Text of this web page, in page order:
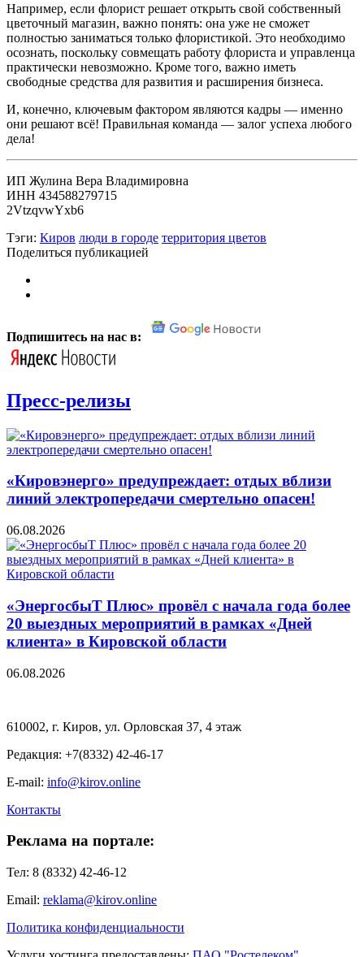
Например, если флорист решает открыть свой собственный
цветочный магазин, важно понять: она уже не сможет
полностью заниматься только флористикой. Это необходимо
осознать, поскольку совмещать работу флориста и управленца
практически невозможно. Кроме того, важно иметь
свободные средства для развития и расширения бизнеса.
И, конечно, ключевым фактором являются кадры — именно
они решают всё! Правильная команда — залог успеха любого
дела!
ИП Жулина Вера Владимировна
ИНН 434588279715
2VtzqvwYxb6
Тэги: Киров люди в городе территория цветов
Поделиться публикацией
Подпишитесь на нас в:
Пресс-релизы
«Кировэнерго» предупреждает: отдых вблизи
линий электропередачи смертельно опасен!
06.08.2026
«ЭнергосбыТ Плюс» провёл с начала года более
20 выездных мероприятий в рамках «Дней
клиента» в Кировской области
06.08.2026
610002, г. Киров, ул. Орловская 37, 4 этаж
Редакция: +7(8332) 42-46-17
E-mail: info@kirov.online
Контакты
Реклама на портале:
Тел: 8 (8332) 42-46-12
Email: reklama@kirov.online
Политика конфиденциальности